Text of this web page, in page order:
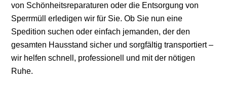
von Schönheitsreparaturen oder die Entsorgung von
Sperrmüll erledigen wir für Sie. Ob Sie nun eine
Spedition suchen oder einfach jemanden, der den
gesamten Hausstand sicher und sorgfältig transportiert –
wir helfen schnell, professionell und mit der nötigen
Ruhe.